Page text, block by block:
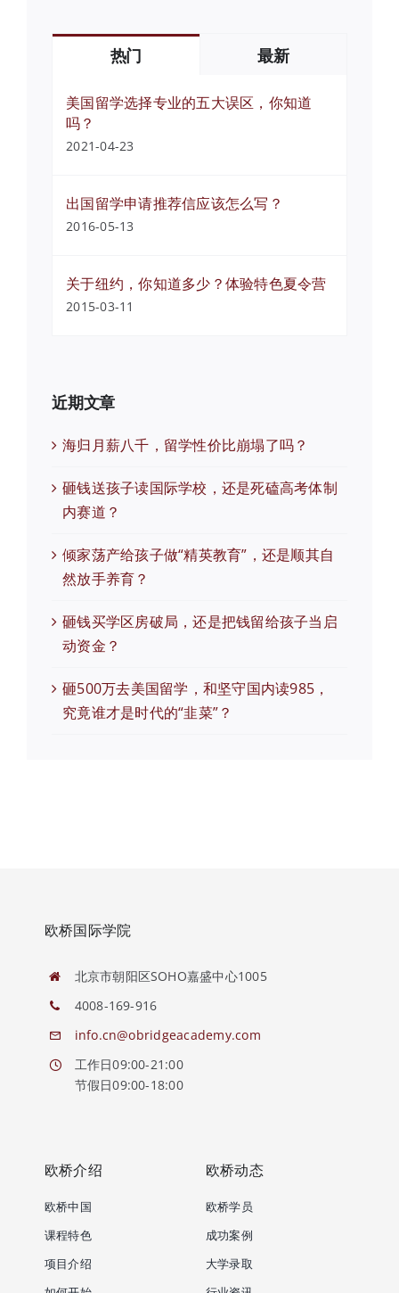
热门 最新
美国留学选择专业的五大误区，你知道
吗？
2021-04-23
出国留学申请推荐信应该怎么写？
2016-05-13
关于纽约，你知道多少？体验特色夏令营
2015-03-11
近期文章
海归月薪八千，留学性价比崩塌了吗？
砸钱送孩子读国际学校，还是死磕高考体制
内赛道？
倾家荡产给孩子做“精英教育”，还是顺其自
然放手养育？
砸钱买学区房破局，还是把钱留给孩子当启
动资金？
砸500万去美国留学，和坚守国内读985，
究竟谁才是时代的“韭菜”？
欧桥国际学院
北京市朝阳区SOHO嘉盛中心1005
4008-169-916
info.cn@obridgeacademy.com
工作日09:00-21:00
节假日09:00-18:00
欧桥介绍
欧桥中国
课程特色
项目介绍
欧桥动态
欧桥学员
成功案例
大学录取